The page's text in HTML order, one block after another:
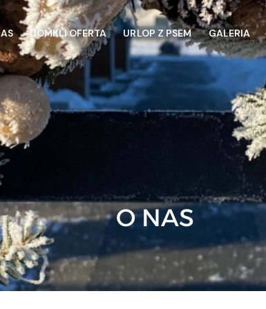
DOMKI I OFERTA URLOP Z PSEM GALERIA
O NAS